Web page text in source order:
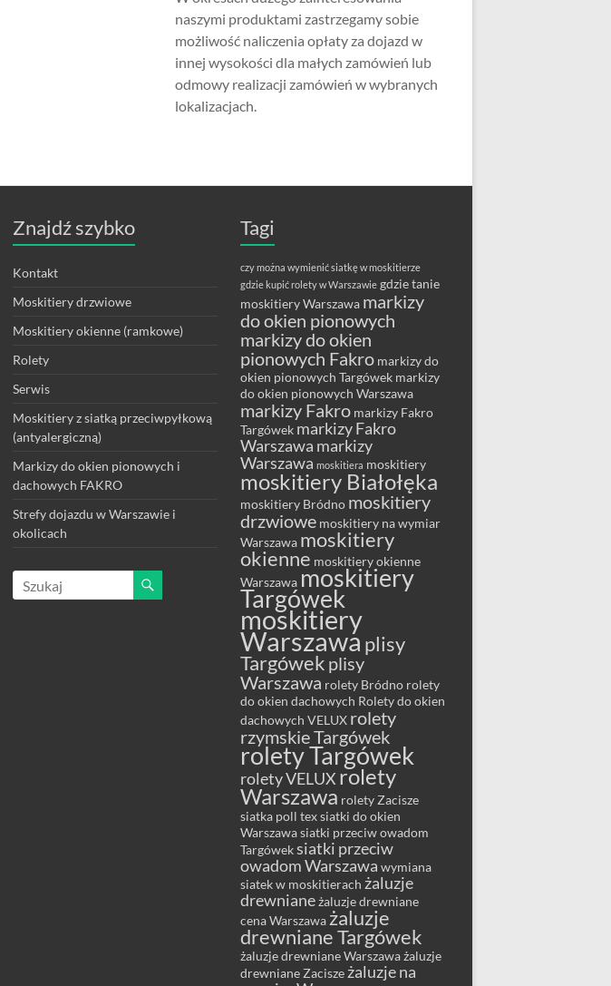
naszymi produktami zastrzegamy sobie
możliwość naliczenia opłaty za dojazd w
innej wysokości dla małych zamówień lub
odmowy realizacji zamówień w wybranych
lokalizacjach.
Znajdź szybko
Kontakt
Moskitiery drzwiowe
Moskitiery okienne (ramkowe)
Rolety
Serwis
Moskitiery z siatką przeciwpyłkową
(antyalergiczną)
Markizy do okien pionowych i
dachowych FAKRO
Strefy dojazdu w Warszawie i
okolicach
Tagi
czy można wymienić siatkę w moskitierze
gdzie kupić rolety w Warszawie gdzie tanie
moskitiery Warszawa markizy
do okien pionowych
markizy do okien
pionowych Fakro markizy do
okien pionowych Targówek markizy
do okien pionowych Warszawa
markizy Fakro markizy Fakro
Targówek markizy Fakro
Warszawa markizy
Warszawa moskitiera moskitiery
moskitiery Białołęka
moskitiery Bródno moskitiery
drzwiowe moskitiery na wymiar
Warszawa moskitiery
okienne moskitiery okienne
Warszawa moskitiery
Targówek
moskitiery
Warszawa plisy
Targówek plisy
Warszawa rolety Bródno rolety
do okien dachowych Rolety do okien
dachowych VELUX rolety
rzymskie Targówek
rolety Targówek
rolety VELUX rolety
Warszawa rolety Zacisze
siatka poll tex siatki do okien
Warszawa siatki przeciw owadom
Targówek siatki przeciw
owadom Warszawa wymiana
siatek w moskitierach żaluzje
drewniane żaluzje drewniane
cena Warszawa żaluzje
drewniane Targówek
żaluzje drewniane Warszawa żaluzje
drewniane Zacisze żaluzje na